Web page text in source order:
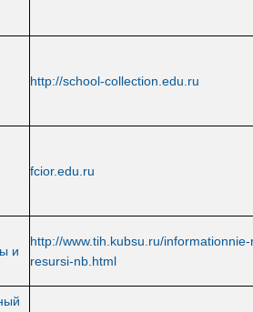
http://school-collection.edu.ru
fcior.edu.ru
и
http://www.tih.kubsu.ru/
resursi-nb.html